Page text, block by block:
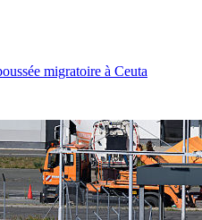
migratoire à Ceuta